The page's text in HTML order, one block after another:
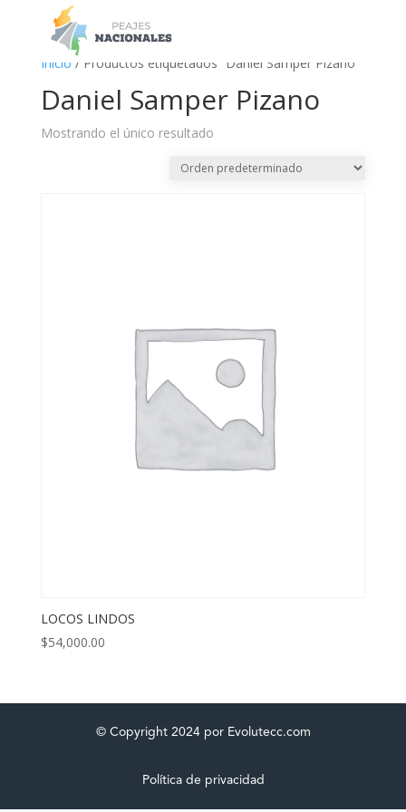
Inicio / Productos etiquetados “Daniel Samper Pizano”
Daniel Samper Pizano
Mostrando el único resultado
LOCOS LINDOS
$54,000.00
© Copyright 2024 por Evolutecc.com
Política de privacidad